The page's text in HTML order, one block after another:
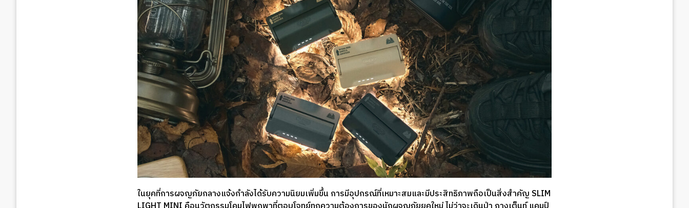
ในยุคที่การผจญภัยกลางแจ้งกำลังได้รับความนิยมเพิ่มขึ้น การมีอุปกรณ์ที่เหมาะสมและมีประสิทธิภาพถือเป็นสิ่งสำคัญ SLIM